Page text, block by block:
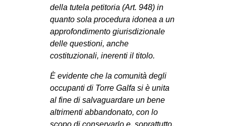
della tutela petitoria (Art. 948) in
quanto sola procedura idonea a un
approfondimento giurisdizionale
delle questioni, anche
costituzionali, inerenti il titolo.
È evidente che la comunità degli
occupanti di Torre Galfa si è unita
al fine di salvaguardare un bene
altrimenti abbandonato, con lo
scopo di conservarlo e, soprattutto,